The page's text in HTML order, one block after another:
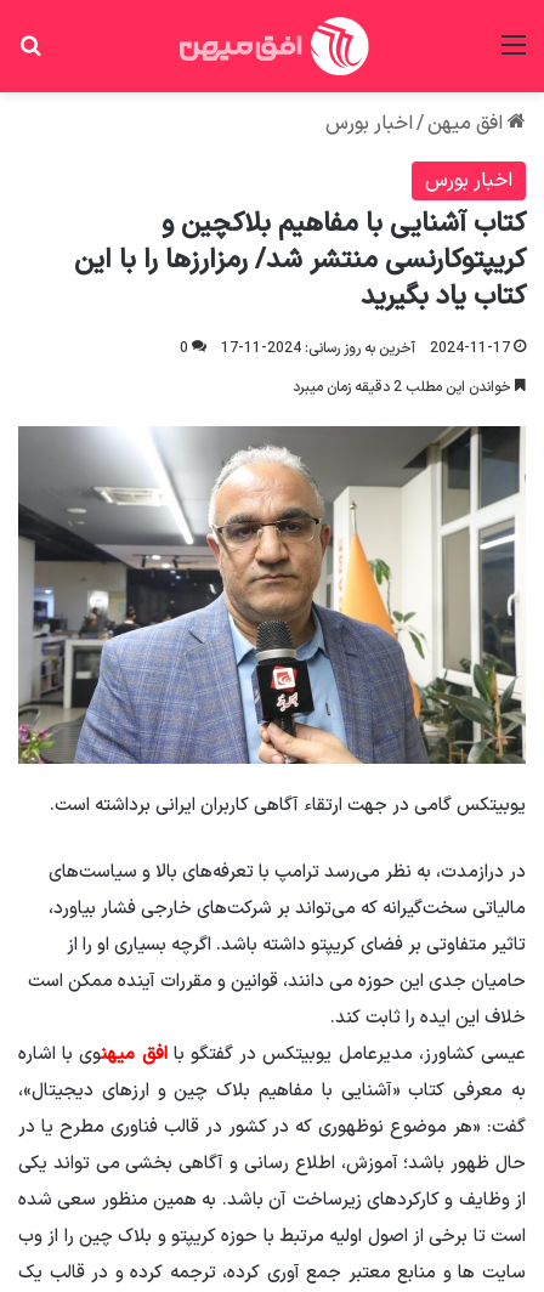
افق میهن/اخبار بورس
اخبار بورس
کتاب آشنایی با مفاهیم بلاکچین و
کریپتوکارنسی منتشر شد/ رمزارزها را با این
کتاب یاد بگیرید
2024-11-17 آخرین به روز رسانی: 2024-11-17
0
خواندن این مطلب 2 دقیقه زمان میبرد
یوبیتکس گامی در جهت ارتقاء آگاهی کاربران ایرانی برداشته است.
در درازمدت، به نظر می‌رسد ترامپ با تعرفه‌های بالا و سیاست‌های
مالیاتی سخت‌گیرانه که می‌تواند بر شرکت‌های خارجی فشار بیاورد،
تاثیر متفاوتی بر فضای کریپتو داشته باشد. اگرچه بسیاری او را از
حامیان جدی این حوزه می دانند، قوانین و مقررات آینده ممکن است
خلاف این ایده را ثابت کند.
عیسی کشاورز، مدیرعامل یوبیتکس در گفتگو باافق میهنوی با اشاره
به معرفی کتاب «آشنایی با مفاهیم بلاک چین و ارزهای دیجیتال»،
گفت: «هر موضوع نوظهوری که در کشور در قالب فناوری مطرح یا در
حال ظهور باشد؛ آموزش، اطلاع رسانی و آگاهی بخشی می تواند یکی
از وظایف و کارکردهای زیرساخت آن باشد. به همین منظور سعی شده
است تا برخی از اصول اولیه مرتبط با حوزه کریپتو و بلاک چین را از وب
سایت ها و منابع معتبر جمع آوری کرده، ترجمه کرده و در قالب یک